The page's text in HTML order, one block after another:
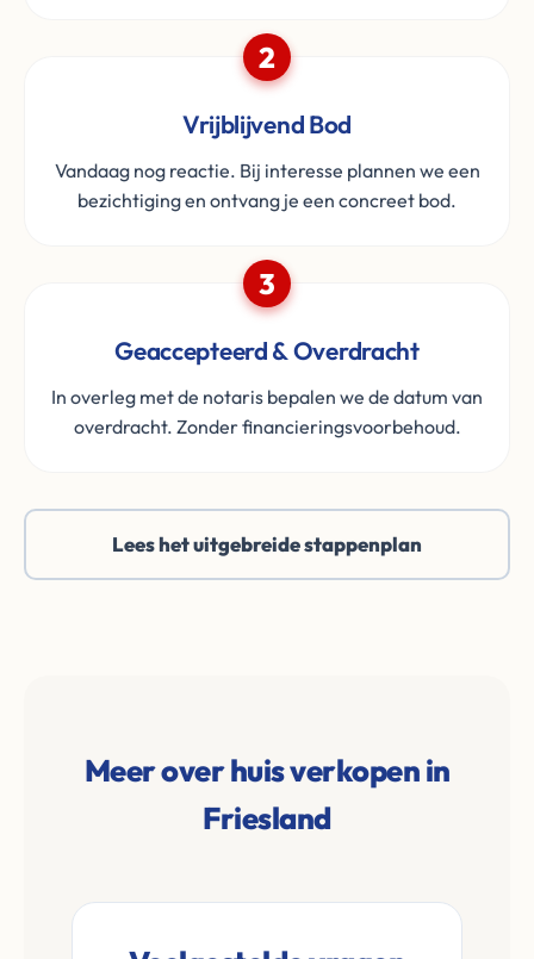
2
Vrijblijvend Bod
Vandaag nog reactie. Bij interesse plannen we een
bezichtiging en ontvang je een concreet bod.
3
Geaccepteerd & Overdracht
In overleg met de notaris bepalen we de datum van
overdracht. Zonder financieringsvoorbehoud.
Lees het uitgebreide stappenplan
Meer over huis verkopen in
Friesland